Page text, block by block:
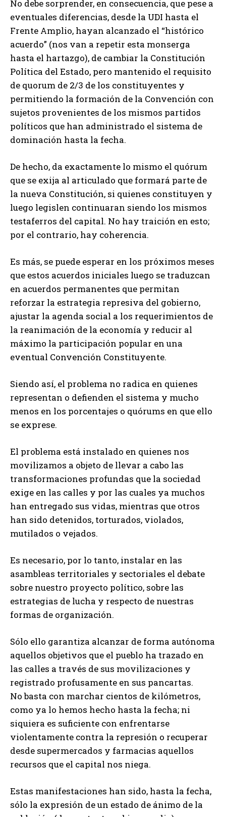
No debe sorprender, en consecuencia, que pese a
eventuales diferencias, desde la UDI hasta el
Frente Amplio, hayan alcanzado el “histórico
acuerdo” (nos van a repetir esta monserga
hasta el hartazgo), de cambiar la Constitución
Política del Estado, pero mantenido el requisito
de quorum de 2/3 de los constituyentes y
permitiendo la formación de la Convención con
sujetos provenientes de los mismos partidos
políticos que han administrado el sistema de
dominación hasta la fecha.
De hecho, da exactamente lo mismo el quórum
que se exija al articulado que formará parte de
la nueva Constitución, si quienes constituyen y
luego legislen continuaran siendo los mismos
testaferros del capital. No hay traición en esto;
por el contrario, hay coherencia.
Es más, se puede esperar en los próximos meses
que estos acuerdos iniciales luego se traduzcan
en acuerdos permanentes que permitan
reforzar la estrategia represiva del gobierno,
ajustar la agenda social a los requerimientos de
la reanimación de la economía y reducir al
máximo la participación popular en una
eventual Convención Constituyente.
Siendo así, el problema no radica en quienes
representan o defienden el sistema y mucho
menos en los porcentajes o quórums en que ello
se exprese.
El problema está instalado en quienes nos
movilizamos a objeto de llevar a cabo las
transformaciones profundas que la sociedad
exige en las calles y por las cuales ya muchos
han entregado sus vidas, mientras que otros
han sido detenidos, torturados, violados,
mutilados o vejados.
Es necesario, por lo tanto, instalar en las
asambleas territoriales y sectoriales el debate
sobre nuestro proyecto político, sobre las
estrategias de lucha y respecto de nuestras
formas de organización.
Sólo ello garantiza alcanzar de forma autónoma
aquellos objetivos que el pueblo ha trazado en
las calles a través de sus movilizaciones y
registrado profusamente en sus pancartas.
No basta con marchar cientos de kilómetros,
como ya lo hemos hecho hasta la fecha; ni
siquiera es suficiente con enfrentarse
violentamente contra la represión o recuperar
desde supermercados y farmacias aquellos
recursos que el capital nos niega.
Estas manifestaciones han sido, hasta la fecha,
sólo la expresión de un estado de ánimo de la